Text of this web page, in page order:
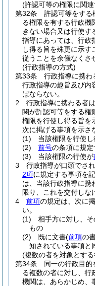
(許認可等の権限に関
第32条
許認可等をする
る権限を有する行政機
きない場合又は行使す
指導にあっては、行政
し得る旨を殊更に示す
従うことを余儀なくさ
(行政指導の方式)
第33条
行政指導に携わ
行政指導の趣旨及び内
ばならない。
2
行政指導に携わる者
関が許認可等をする権
権限を行使し得る旨を
次に掲げる事項を示さ
(1)
当該権限を行使
(2)
前号の条項に規
(3)
当該権限の行使が
3
行政指導が口頭でさ
2項に規定する事項を
は、当該行政指導に携
限り、これを交付しな
4
前項の規定は、次に
い。
(1)
相手方に対し、
もの
(2)
既に文書(前項の
知されている事項と
(複数の者を対象とす
第34条
同一の行政目
る複数の者に対し、行
機関は、あらかじめ、